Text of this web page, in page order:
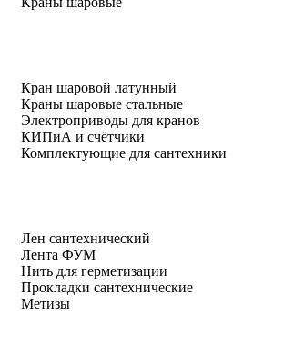
Кран шаровой латунный
Краны шаровые стальные
Электроприводы для кранов
КИПиА и счётчики
Комплектующие для сантехники
Лен сантехнический
Лента ФУМ
Нить для герметизации
Прокладки сантехнические
Метизы